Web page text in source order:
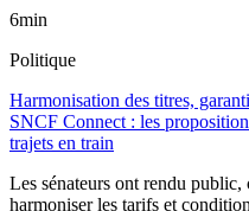
6min
Politique
Harmonisation des titres,
SNCF Connect : les
trajets en train
Les sénateurs ont rendu
harmoniser les tarifs et